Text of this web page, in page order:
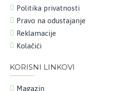
Politika privatnosti
Pravo na odustajanje
Reklamacije
Kolačići
KORISNI LINKOVI
Magazin